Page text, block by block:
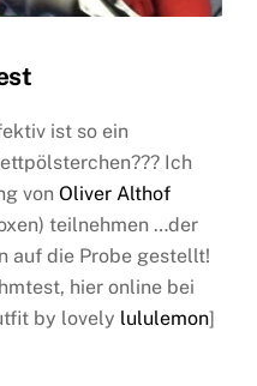
ist so ein
Ich
vonOliver Althof
teilnehmen …der
auf die Probe gestellt!
hier online bei
by lovely lululemon]